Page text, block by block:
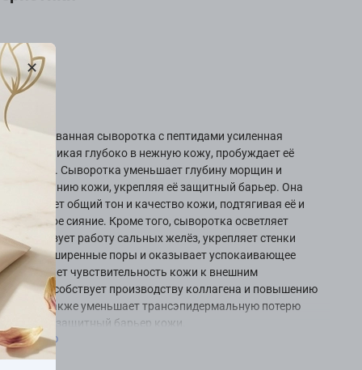
сыворотка с пептидами усиленная
проникая глубоко в нежную кожу, пробуждает её
сияние. Сыворотка уменьшает глубину морщин и
обвисанию кожи, укрепляя её защитный барьер. Она
улучшает общий тон и качество кожи, подтягивая её и
ей здоровое сияние. Кроме того, сыворотка осветляет
нормализует работу сальных желёз, укрепляет стенки
расширенные поры и оказывает успокаивающее
Она снижает чувствительность кожи к внешним
способствует производству коллагена и повышению
кожи, а также уменьшает трансэпидермальную потерю
защитный барьер кожи.
компоненты:
полностью